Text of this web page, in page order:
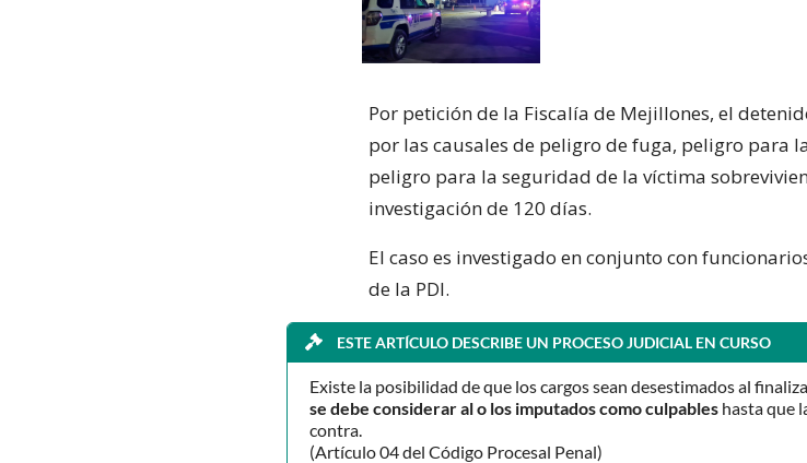
Por petición de la Fiscalía de Mejillones, el
por las causales de peligro de fuga, peligro para
peligro para la seguridad de la víctima
investigación de 120 días.
El caso es investigado en conjunto con
de la PDI.
ESTE ARTÍCULO DESCRIBE UN PROCESO JUDICIAL EN CURSO
Existe la posibilidad de que los cargos sean desestimados al
se debe considerar al o los imputados como culpables hasta que
contra.
(Artículo 04 del Código Procesal Penal)